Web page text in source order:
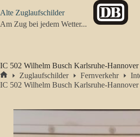
Inhalt
springen
Alte Zuglaufschilder
Am Zug bei jedem Wetter...
IC 502 Wilhelm Busch Karlsruhe-Hannover
Start
Zuglaufschilder Fernverkehr
IC 502 Wilhelm Busch Karlsruhe-Hannover